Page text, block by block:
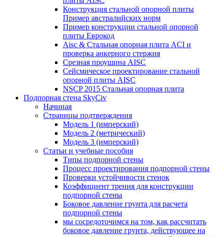
Конструкция стальной опорной плиты
Пример австралийских норм
Пример конструкции стальной опорной
плиты Еврокод
Aisc & Стальная опорная плита ACI и
проверка анкерного стержня
Срезная проушина AISC
Сейсмическое проектирование стальной
опорной плиты AISC
NSCP 2015 Стальная опорная плита
Подпорная стена SkyCiv
Начиная
Страницы подтверждения
Модель 1 (имперский)
Модель 2 (метрический)
Модель 3 (имперский)
Статьи и учебные пособия
Типы подпорной стены
Процесс проектирования подпорной стены
Проверки устойчивости стенок
Коэффициент трения для конструкции
подпорной стены
Боковое давление грунта для расчета
подпорной стены
мы сосредоточимся на том, как рассчитать
боковое давление грунта, действующее на